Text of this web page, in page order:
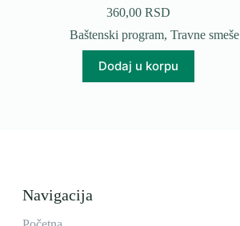
360,00 RSD
Baštenski program, Travne smeše
Dodaj u korpu
Navigacija